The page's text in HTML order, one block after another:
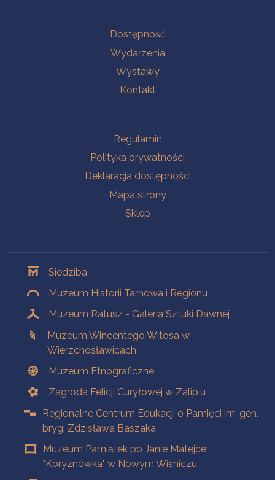
Dostępność
Wydarzenia
Wystawy
Kontakt
Regulamin
Polityka prywatności
Deklaracja dostępności
Mapa strony
Sklep
Siedziba
Muzeum Historii Tarnowa i Regionu
Muzeum Ratusz - Galeria Sztuki Dawnej
Muzeum Wincentego Witosa w
Wierzchosławicach
Muzeum Etnograficzne
Zagroda Felicji Curyłowej w Zalipiu
Regionalne Centrum Edukacji o Pamięci im. gen.
bryg. Zdzisława Baszaka
Muzeum Pamiątek po Janie Matejce
"Koryznówka" w Nowym Wiśniczu